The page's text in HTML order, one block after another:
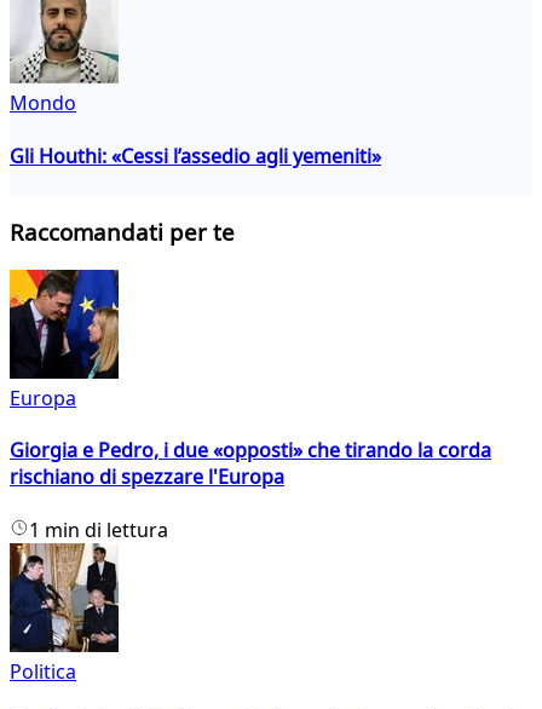
Mondo
Gli Houthi: «Cessi l’assedio agli yemeniti»
Raccomandati per te
Europa
Giorgia e Pedro, i due «opposti» che tirando la corda
rischiano di spezzare l'Europa
1 min di lettura
Politica